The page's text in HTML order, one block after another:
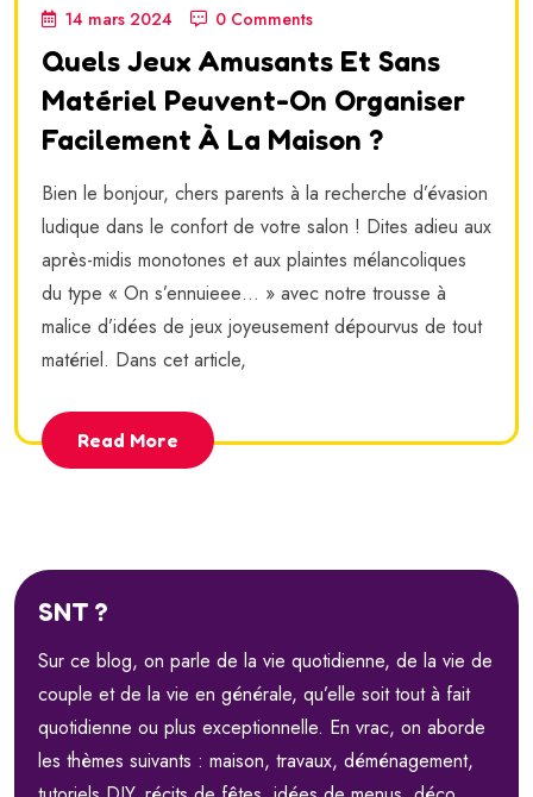
14 mars 2024 0 Comments
Quels Jeux Amusants Et Sans
Matériel Peuvent-On Organiser
Facilement À La Maison ?
Bien le bonjour, chers parents à la recherche d’évasion
ludique dans le confort de votre salon ! Dites adieu aux
après-midis monotones et aux plaintes mélancoliques
du type « On s’ennuieee… » avec notre trousse à
malice d’idées de jeux joyeusement dépourvus de tout
matériel. Dans cet article,
Read More
SNT ?
Sur ce blog, on parle de la vie quotidienne, de la vie de
couple et de la vie en générale, qu’elle soit tout à fait
quotidienne ou plus exceptionnelle. En vrac, on aborde
les thèmes suivants : maison, travaux, déménagement,